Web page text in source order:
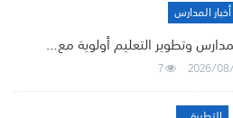
أخبار المدارس
وتطوير التعليم أولوية مع…
2026/
7